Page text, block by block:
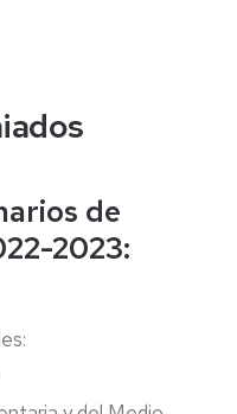
de
2023: